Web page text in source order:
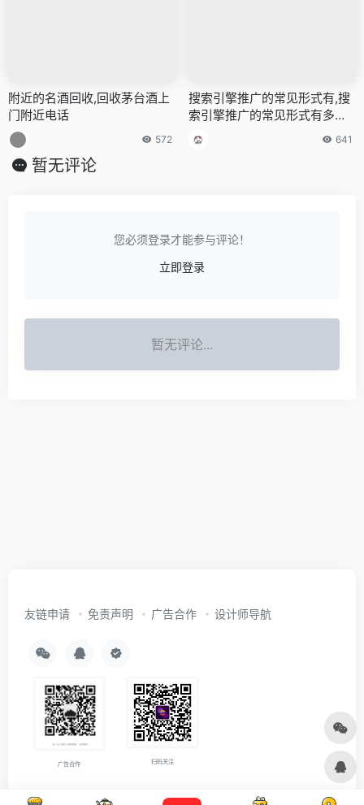
附近的名酒回收,回收茅台酒上
门附近电话
572
搜索引擎推广的常见形式有,搜
索引擎推广的常见形式有多选
题
641
暂无评论
您必须登录才能参与评论！
立即登录
暂无评论...
友链申请 免责声明 广告合作 设计师导航
广告合作 扫码关注
Copyright © 2026沪ICP备2021007899号-5 Designed by 设计资源